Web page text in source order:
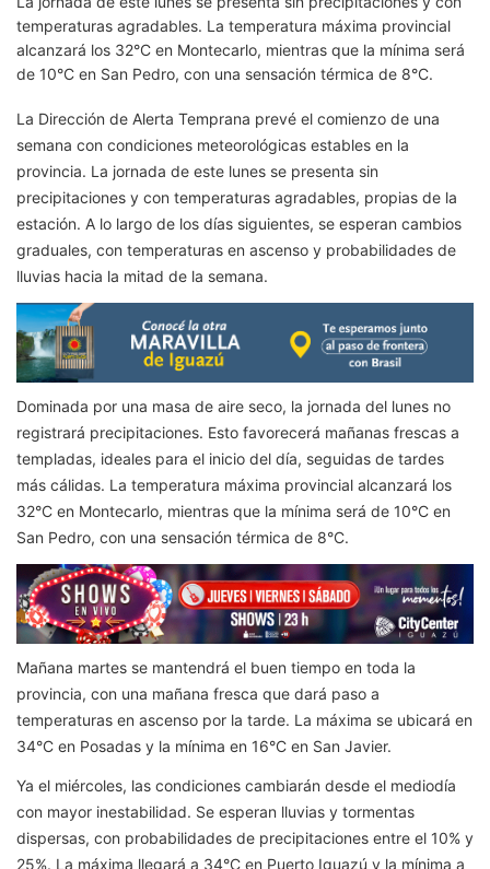
temperaturas agradables. La temperatura máxima provincial
alcanzará los 32°C en Montecarlo, mientras que la mínima será
de 10°C en San Pedro, con una sensación térmica de 8°C.
La Dirección de Alerta Temprana prevé el comienzo de una
semana con condiciones meteorológicas estables en la
provincia. La jornada de este lunes se presenta sin
precipitaciones y con temperaturas agradables, propias de la
estación. A lo largo de los días siguientes, se esperan cambios
graduales, con temperaturas en ascenso y probabilidades de
lluvias hacia la mitad de la semana.
Dominada por una masa de aire seco, la jornada del lunes no
registrará precipitaciones. Esto favorecerá mañanas frescas a
templadas, ideales para el inicio del día, seguidas de tardes
más cálidas. La temperatura máxima provincial alcanzará los
32°C en Montecarlo, mientras que la mínima será de 10°C en
San Pedro, con una sensación térmica de 8°C.
Mañana martes se mantendrá el buen tiempo en toda la
provincia, con una mañana fresca que dará paso a
temperaturas en ascenso por la tarde. La máxima se ubicará en
34°C en Posadas y la mínima en 16°C en San Javier.
Ya el miércoles, las condiciones cambiarán desde el mediodía
con mayor inestabilidad. Se esperan lluvias y tormentas
dispersas, con probabilidades de precipitaciones entre el 10% y
25%. La máxima llegará a 34°C en Puerto Iguazú y la mínima a